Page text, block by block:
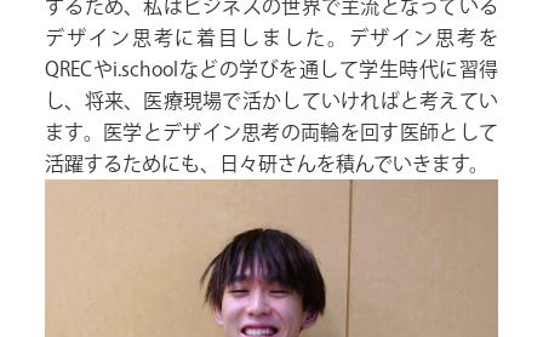
するため、私はビジネスの世界で主流となっている
デザイン思考に着目しました。デザイン思考を
QRECやi.schoolなどの学びを通して学生時代に習得
し、将来、医療現場で活かしていければと考えてい
ます。医学とデザイン思考の両輪を回す医師として
活躍するためにも、日々研さんを積んでいきます。